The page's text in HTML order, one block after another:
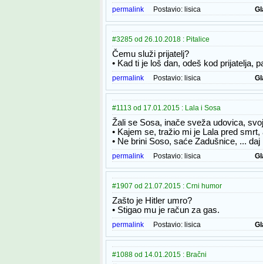
permalink Postavio: lisica
#3285 od 26.10.2018 : Pitalice
Čemu služi prijatelj?
• Kad ti je loš dan, odeš kod prijatelja,
permalink Postavio: lisica
#1113 od 17.01.2015 : Lala i Sosa
Žali se Sosa, inače sveža udovica,
• Kajem se, tražio mi je Lala pred
• Ne brini Soso, saće Zadušnice, ...
permalink Postavio: lisica
#1907 od 21.07.2015 : Crni humor
Zašto je Hitler umro?
• Stigao mu je račun za gas.
permalink Postavio: lisica
#1088 od 14.01.2015 : Bračni